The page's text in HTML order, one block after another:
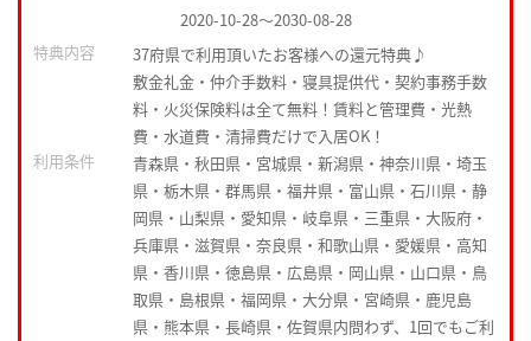
2020-10-28～2030-08-28
特典内容
37府県で利用頂いたお客様への還元特典♪
敷金礼金・仲介手数料・寝具提供代・契約事務手数
料・火災保険料は全て無料！賃料と管理費・光熱
費・水道費・清掃費だけで入居OK！
利用条件
青森県・秋田県・宮城県・新潟県・神奈川県・埼玉
県・栃木県・群馬県・福井県・富山県・石川県・静
岡県・山梨県・愛知県・岐阜県・三重県・大阪府・
兵庫県・滋賀県・奈良県・和歌山県・愛媛県・高知
県・香川県・徳島県・広島県・岡山県・山口県・鳥
取県・島根県・福岡県・大分県・宮崎県・鹿児島
県・熊本県・長崎県・佐賀県内問わず、1回でもご利